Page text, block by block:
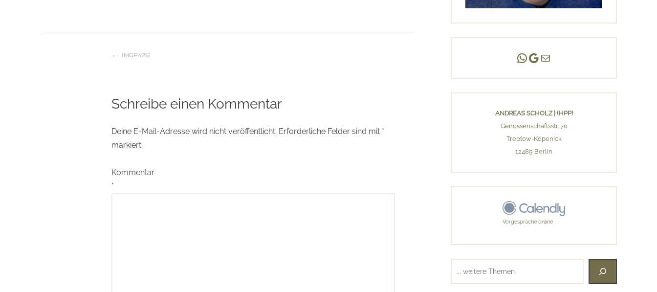
Beitragsnavigation
IMGP4261
Schreibe einen Kommentar
Deine E-Mail-Adresse wird nicht veröffentlicht. Erforderliche Felder sind mit *
markiert
Kommentar
*
Andreas Scholz | (HPP)
Praxis Adlershof
E-Mail an mich ...
ANDREAS SCHOLZ | (HPP)
Genossenschaftsstr. 70
Treptow-Köpenick
12489 Berlin
Vorgespräche online